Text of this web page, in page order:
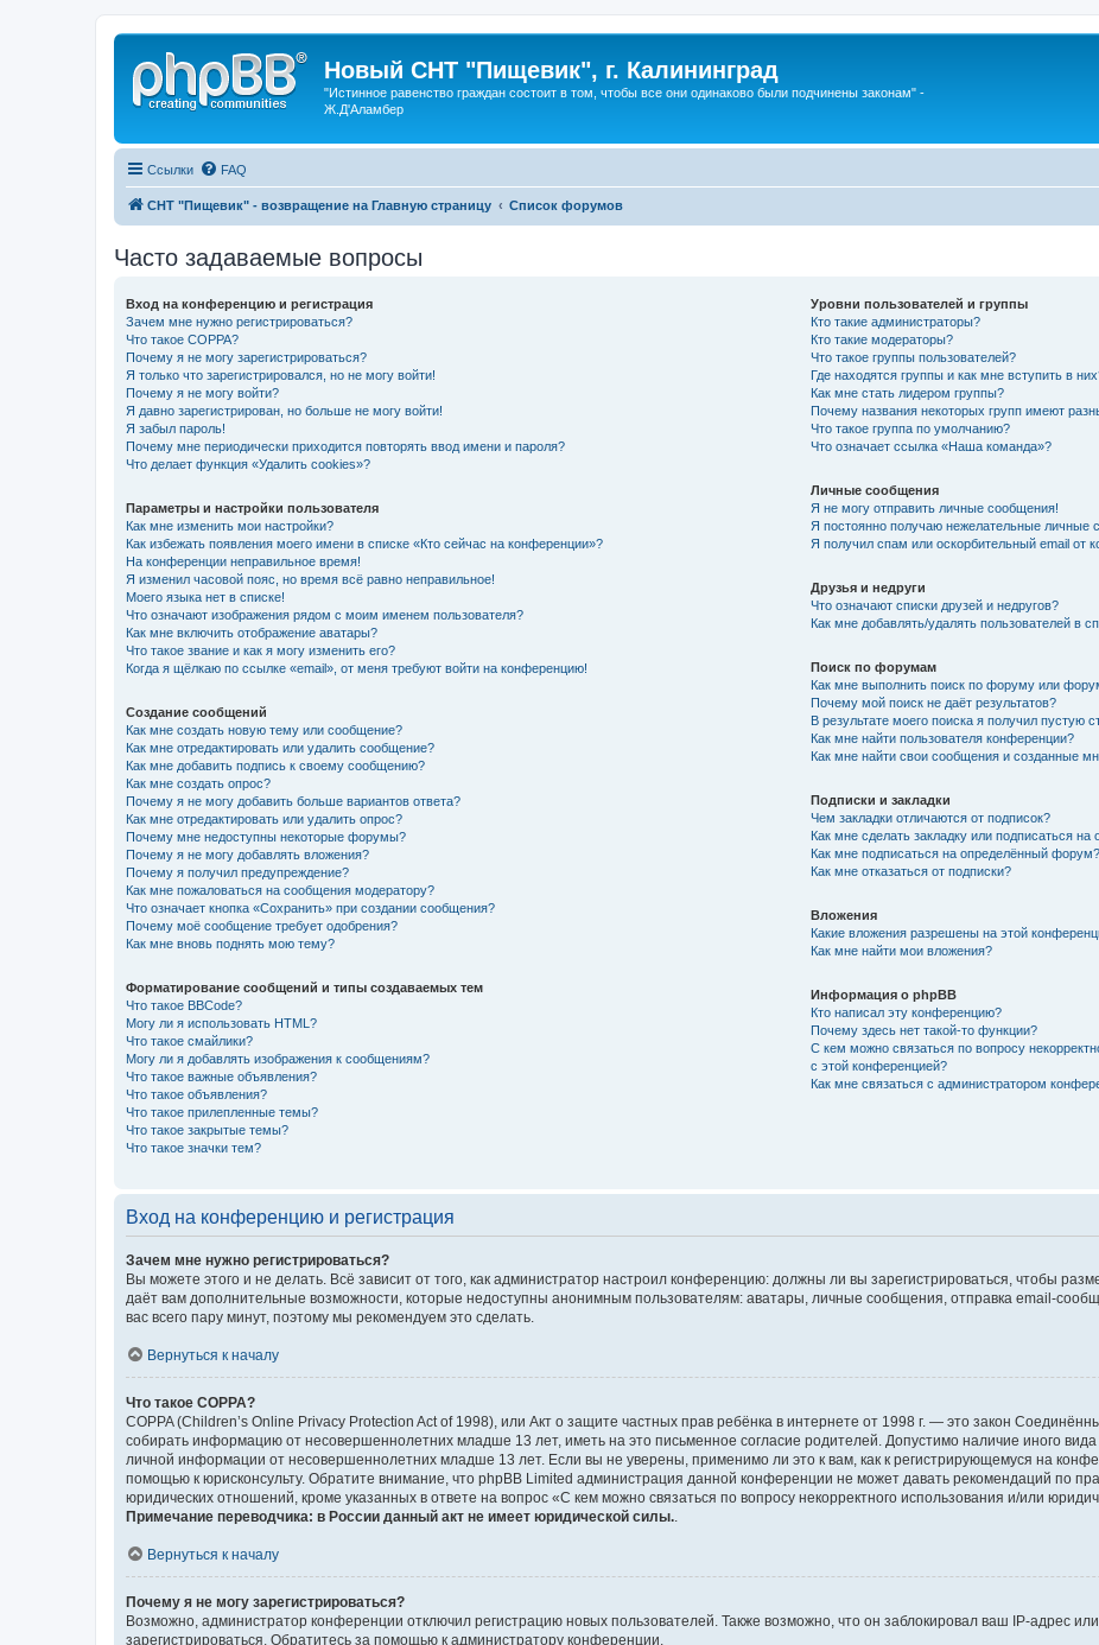
Новый СНТ "Пищевик", г. Калининград
"Истинное равенство граждан состоит в том, чтобы все они одинаково были подчинены законам" -
Ж.Д'Аламбер
Ссылки FAQ
СНТ "Пищевик" - возвращение на Главную страницу Список форумов
Часто задаваемые вопросы
Вход на конференцию и регистрация
Зачем мне нужно регистрироваться?
Что такое COPPA?
Почему я не могу зарегистрироваться?
Я только что зарегистрировался, но не могу войти!
Почему я не могу войти?
Я давно зарегистрирован, но больше не могу войти!
Я забыл пароль!
Почему мне периодически приходится повторять ввод имени и пароля?
Что делает функция «Удалить cookies»?
Параметры и настройки пользователя
Как мне изменить мои настройки?
Как избежать появления моего имени в списке «Кто сейчас на конференции»?
На конференции неправильное время!
Я изменил часовой пояс, но время всё равно неправильное!
Моего языка нет в списке!
Что означают изображения рядом с моим именем пользователя?
Как мне включить отображение аватары?
Что такое звание и как я могу изменить его?
Когда я щёлкаю по ссылке «email», от меня требуют войти на конференцию!
Создание сообщений
Как мне создать новую тему или сообщение?
Как мне отредактировать или удалить сообщение?
Как мне добавить подпись к своему сообщению?
Как мне создать опрос?
Почему я не могу добавить больше вариантов ответа?
Как мне отредактировать или удалить опрос?
Почему мне недоступны некоторые форумы?
Почему я не могу добавлять вложения?
Почему я получил предупреждение?
Как мне пожаловаться на сообщения модератору?
Что означает кнопка «Сохранить» при создании сообщения?
Почему моё сообщение требует одобрения?
Как мне вновь поднять мою тему?
Форматирование сообщений и типы создаваемых тем
Что такое BBCode?
Могу ли я использовать HTML?
Что такое смайлики?
Могу ли я добавлять изображения к сообщениям?
Что такое важные объявления?
Что такое объявления?
Что такое прилепленные темы?
Что такое закрытые темы?
Что такое значки тем?
Уровни пользователей и группы
Кто такие администраторы?
Кто такие модераторы?
Что такое группы пользователей?
Где находятся группы и как мне вступить в
Как мне стать лидером группы?
Почему названия некоторых групп имеют
Что такое группа по умолчанию?
Что означает ссылка «Наша команда»?
Личные сообщения
Я не могу отправить личные сообщения!
Я постоянно получаю нежелательные личные
Я получил спам или оскорбительный email от
Друзья и недруги
Что означают списки друзей и недругов?
Как мне добавлять/удалять пользователей в
Поиск по форумам
Как мне выполнить поиск по форуму или
Почему мой поиск не даёт результатов?
В результате моего поиска я получил пустую
Как мне найти пользователя конференции?
Как мне найти свои сообщения и созданные
Подписки и закладки
Чем закладки отличаются от подписок?
Как мне сделать закладку или подписаться
Как мне подписаться на определённый форум?
Как мне отказаться от подписки?
Вложения
Какие вложения разрешены на этой
Как мне найти мои вложения?
Информация о phpBB
Кто написал эту конференцию?
Почему здесь нет такой-то функции?
С кем можно связаться по вопросу
с этой конференцией?
Как мне связаться с администратором
Вход на конференцию и регистрация
Зачем мне нужно регистрироваться?
Вы можете этого и не делать. Всё зависит от того, как администратор настроил конференцию: должны ли вы зарегистрироваться, чтобы
даёт вам дополнительные возможности, которые недоступны анонимным пользователям: аватары, личные сообщения, отправка email-
вас всего пару минут, поэтому мы рекомендуем это сделать.
Вернуться к началу
Что такое COPPA?
COPPA (Children’s Online Privacy Protection Act of 1998), или Акт о защите частных прав ребёнка в интернете от 1998 г. — это закон
собирать информацию от несовершеннолетних младше 13 лет, иметь на это письменное согласие родителей. Допустимо наличие иного
личной информации от несовершеннолетних младше 13 лет. Если вы не уверены, применимо ли это к вам, как к регистрирующемуся на
помощью к юрисконсульту. Обратите внимание, что phpBB Limited администрация данной конференции не может давать рекомендаций по
юридических отношений, кроме указанных в ответе на вопрос «С кем можно связаться по вопросу некорректного использования и/или
Примечание переводчика: в России данный акт не имеет юридической силы.
Вернуться к началу
Почему я не могу зарегистрироваться?
Возможно, администратор конференции отключил регистрацию новых пользователей. Также возможно, что он заблокировал ваш IP-адрес
зарегистрироваться. Обратитесь за помощью к администратору конференции.